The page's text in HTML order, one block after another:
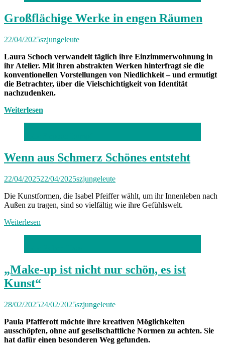
Großflächige Werke in engen Räumen
22/04/2025szjungeleute
Laura Schoch verwandelt täglich ihre Einzimmerwohnung in
ihr Atelier. Mit ihren abstrakten Werken hinterfragt sie die
konventionellen Vorstellungen von Niedlichkeit – und ermutigt
die Betrachter, über die Vielschichtigkeit von Identität
nachzudenken.
Weiterlesen
Wenn aus Schmerz Schönes entsteht
22/04/202522/04/2025szjungeleute
Die Kunstformen, die Isabel Pfeiffer wählt, um ihr Innenleben nach
Außen zu tragen, sind so vielfältig wie ihre Gefühlswelt.
Weiterlesen
„Make-up ist nicht nur schön, es ist
Kunst“
28/02/202524/02/2025szjungeleute
Paula Pfafferott möchte ihre kreativen Möglichkeiten
ausschöpfen, ohne auf gesellschaftliche Normen zu achten. Sie
hat dafür einen besonderen Weg gefunden.